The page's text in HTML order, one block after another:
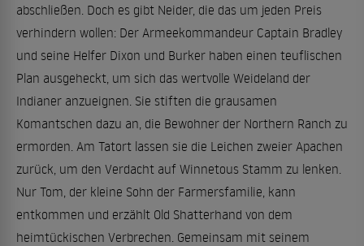
abschließen. Doch es gibt Neider, die das um jeden Preis
verhindern wollen: Der Armeekommandeur Captain Bradley
und seine Helfer Dixon und Burker haben einen teuflischen
Plan ausgeheckt, um sich das wertvolle Weideland der
Indianer anzueignen. Sie stiften die grausamen
Komantschen dazu an, die Bewohner der Northern Ranch zu
ermorden. Am Tatort lassen sie die Leichen zweier Apachen
zurück, um den Verdacht auf Winnetous Stamm zu lenken.
Nur Tom, der kleine Sohn der Farmersfamilie, kann
entkommen und erzählt Old Shatterhand von dem
heimtückischen Verbrechen. Gemeinsam mit seinem